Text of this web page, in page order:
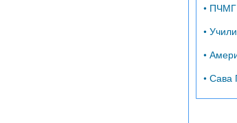
•
•
•
• Сава